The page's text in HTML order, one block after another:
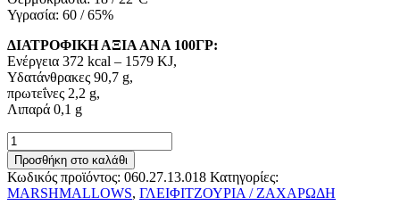
Υγρασία: 60 / 65%
ΔΙΑΤΡΟΦΙΚΗ ΑΞΙΑ ΑΝΑ 100ΓΡ:
Ενέργεια 372 kcal – 1579 KJ,
Υδατάνθρακες 90,7 g,
πρωτεΐνες 2,2 g,
Λιπαρά 0,1 g
Γκόλφ
Marshmallows
Λευκό
ποσότητα
Προσθήκη στο καλάθι
Κωδικός προϊόντος: 060.27.13.018 Κατηγορίες:
MARSHMALLOWS, ΓΛΕΙΦΙΤΖΟΥΡΙΑ / ΖΑΧΑΡΩΔΗ